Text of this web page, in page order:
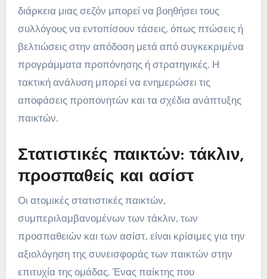
διάρκεια μιας σεζόν μπορεί να βοηθήσει τους
συλλόγους να εντοπίσουν τάσεις, όπως πτώσεις ή
βελτιώσεις στην απόδοση μετά από συγκεκριμένα
προγράμματα προπόνησης ή στρατηγικές. Η
τακτική ανάλυση μπορεί να ενημερώσει τις
αποφάσεις προπονητών και τα σχέδια ανάπτυξης
παικτών.
Στατιστικές παικτών: τάκλιν,
προσπαθείς και ασίστ
Οι ατομικές στατιστικές παικτών,
συμπεριλαμβανομένων των τάκλιν, των
προσπαθειών και των ασίστ, είναι κρίσιμες για την
αξιολόγηση της συνεισφοράς των παικτών στην
επιτυχία της ομάδας. Ένας παίκτης που